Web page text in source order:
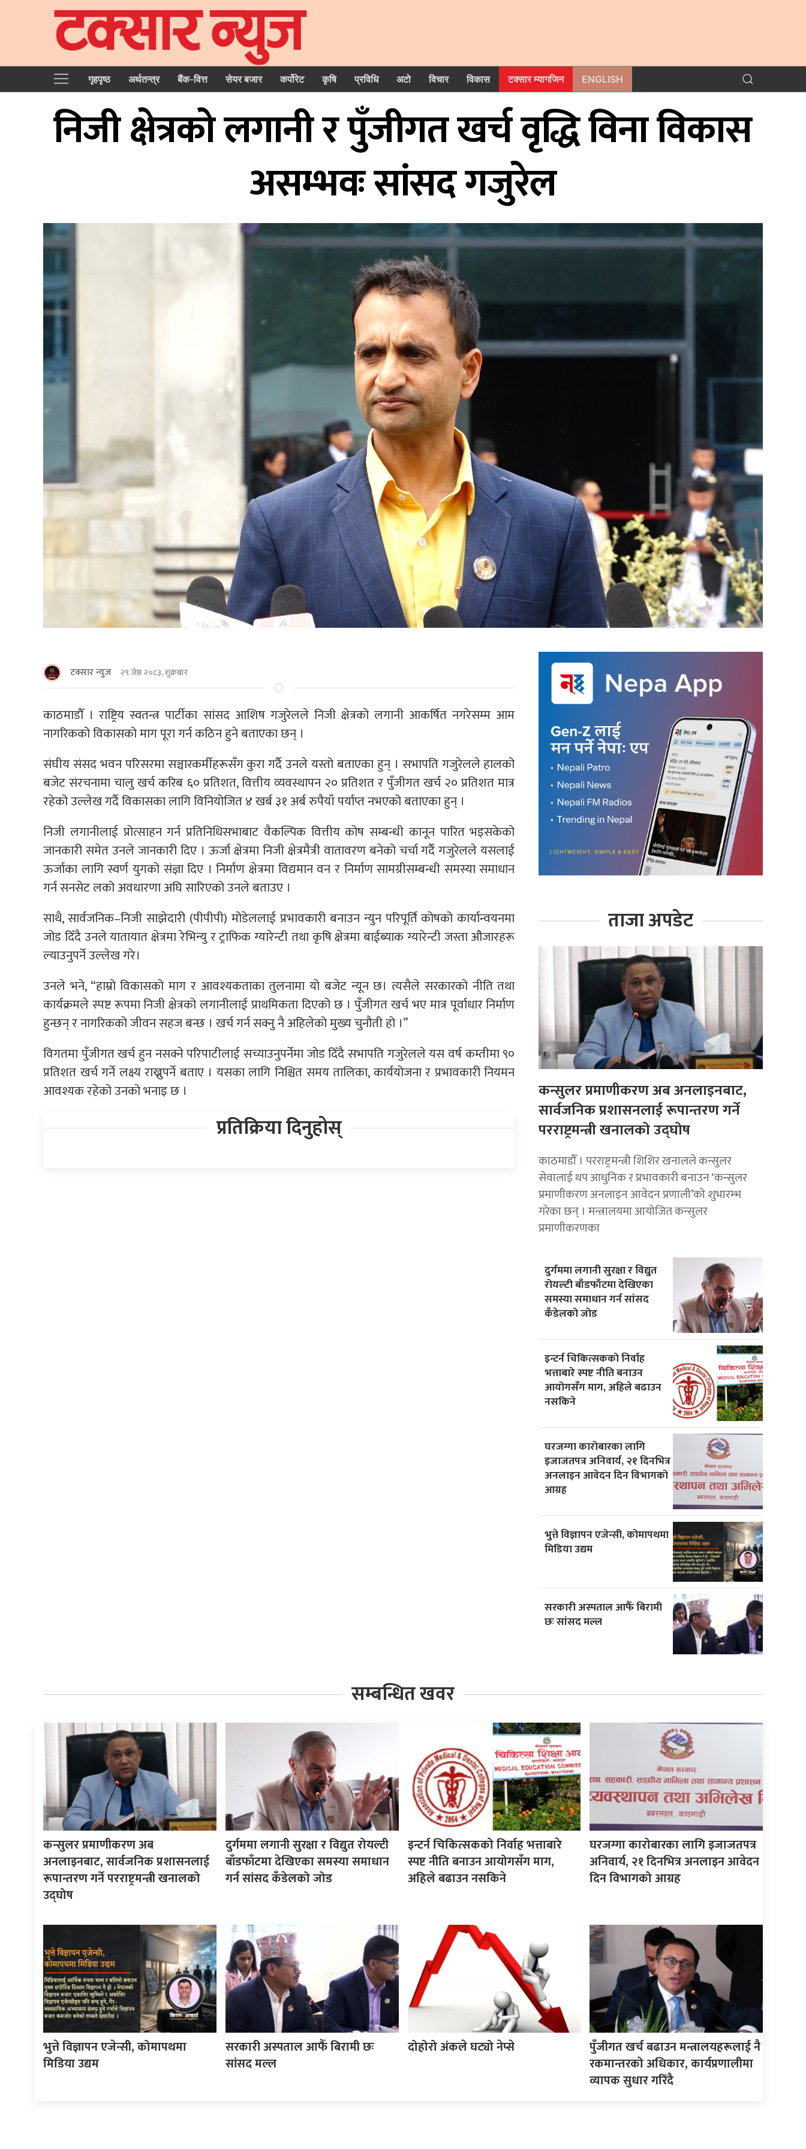
गृहपृष्‍ठ अर्थतन्त्र बैंक-वित्त सेयर बजार कर्पोरेट कृषि प्रविधि अटो विचार विकास टक्सार म्यागजिन ENGLISH
निजी क्षेत्रको लगानी र पुँजीगत खर्च वृद्धि विना विकास
असम्भवः सांसद गजुरेल
टक्सार न्युज २९ जेष्ठ २०८३, शुक्रबार
काठमाडाैँ । राष्ट्रिय स्वतन्त्र पार्टीका सांसद आशिष गजुरेलले निजी क्षेत्रको लगानी आकर्षित नगरेसम्म आम
नागरिकको विकासको माग पूरा गर्न कठिन हुने बताएका छन् ।
संघीय संसद भवन परिसरमा सञ्चारकर्मीहरूसँग कुरा गर्दै उनले यस्तो बताएका हुन् । सभापति गजुरेलले हालको
बजेट संरचनामा चालु खर्च करिब ६० प्रतिशत, वित्तीय व्यवस्थापन २० प्रतिशत र पुँजीगत खर्च २० प्रतिशत मात्र
रहेको उल्लेख गर्दै विकासका लागि विनियोजित ४ खर्ब ३१ अर्ब रुपैयाँ पर्याप्त नभएको बताएका हुन् ।
निजी लगानीलाई प्रोत्साहन गर्न प्रतिनिधिसभाबाट वैकल्पिक वित्तीय कोष सम्बन्धी कानून पारित भइसकेको
जानकारी समेत उनले जानकारी दिए । ऊर्जा क्षेत्रमा निजी क्षेत्रमैत्री वातावरण बनेको चर्चा गर्दै गजुरेलले यसलाई
ऊर्जाका लागि स्वर्ण युगको संज्ञा दिए । निर्माण क्षेत्रमा विद्यमान वन र निर्माण सामग्रीसम्बन्धी समस्या समाधान
गर्न सनसेट लको अवधारणा अघि सारिएको उनले बताउए ।
साथै, सार्वजनिक–निजी साझेदारी (पीपीपी) मोडेललाई प्रभावकारी बनाउन न्युन परिपूर्ति कोषको कार्यान्वयनमा
जोड दिँदै उनले यातायात क्षेत्रमा रेभिन्यु र ट्राफिक ग्यारेन्टी तथा कृषि क्षेत्रमा बाईब्याक ग्यारेन्टी जस्ता औजारहरू
ल्याउनुपर्ने उल्लेख गरे।
उनले भने, “हाम्रो विकासको माग र आवश्यकताका तुलनामा यो बजेट न्यून छ। त्यसैले सरकारको नीति तथा
कार्यक्रमले स्पष्ट रूपमा निजी क्षेत्रको लगानीलाई प्राथमिकता दिएको छ । पुँजीगत खर्च भए मात्र पूर्वाधार निर्माण
हुन्छन् र नागरिकको जीवन सहज बन्छ । खर्च गर्न सक्नु नै अहिलेको मुख्य चुनौती हो ।”
विगतमा पुँजीगत खर्च हुन नसक्ने परिपाटीलाई सच्याउनुपर्नेमा जोड दिँदै सभापति गजुरेलले यस वर्ष कम्तीमा ९०
प्रतिशत खर्च गर्ने लक्ष्य राख्नुपर्ने बताए । यसका लागि निश्चित समय तालिका, कार्ययोजना र प्रभावकारी नियमन
आवश्यक रहेको उनको भनाइ छ ।
प्रतिक्रिया दिनुहोस्
ताजा अपडेट
कन्सुलर प्रमाणीकरण अब अनलाइनबाट,
सार्वजनिक प्रशासनलाई रूपान्तरण गर्ने
परराष्ट्रमन्त्री खनालको उद्घोष
काठमाडाैँ । परराष्ट्रमन्त्री शिशिर खनालले कन्सुलर
सेवालाई थप आधुनिक र प्रभावकारी बनाउन ‘कन्सुलर
प्रमाणीकरण अनलाइन आवेदन प्रणाली’को शुभारम्भ
गरेका छन् । मन्त्रालयमा आयोजित कन्सुलर
प्रमाणीकरणका
दुर्गममा लगानी सुरक्षा र विद्युत
रोयल्टी बाँडफाँटमा देखिएका
समस्या समाधान गर्न सांसद
कँडेलको जोड
इन्टर्न चिकित्सकको निर्वाह
भत्ताबारे स्पष्ट नीति बनाउन
आयोगसँग माग, अहिले बढाउन
नसकिने
घरजग्गा कारोबारका लागि
इजाजतपत्र अनिवार्य, २१ दिनभित्र
अनलाइन आवेदन दिन विभागको
आग्रह
भुत्ते विज्ञापन एजेन्सी, कोमापथमा
मिडिया उद्यम
सरकारी अस्पताल आफैँ बिरामी
छः सांसद मल्ल
सम्बन्धित खवर
कन्सुलर प्रमाणीकरण अब
अनलाइनबाट, सार्वजनिक प्रशासनलाई
रूपान्तरण गर्ने परराष्ट्रमन्त्री खनालको
उद्घोष
दुर्गममा लगानी सुरक्षा र विद्युत रोयल्टी
बाँडफाँटमा देखिएका समस्या समाधान
गर्न सांसद कँडेलको जोड
इन्टर्न चिकित्सकको निर्वाह भत्ताबारे
स्पष्ट नीति बनाउन आयोगसँग माग,
अहिले बढाउन नसकिने
घरजग्गा कारोबारका लागि इजाजतपत्र
अनिवार्य, २१ दिनभित्र अनलाइन आवेदन
दिन विभागको आग्रह
भुत्ते विज्ञापन एजेन्सी, कोमापथमा
मिडिया उद्यम
सरकारी अस्पताल आफैँ बिरामी छः
सांसद मल्ल
दोहोरो अंकले घट्यो नेप्से
पुँजीगत खर्च बढाउन मन्त्रालयहरूलाई नै
रकमान्तरको अधिकार, कार्यप्रणालीमा
व्यापक सुधार गरिँदै